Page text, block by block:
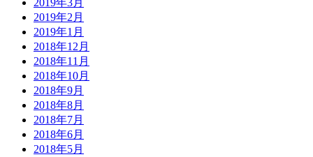
2019年3月
2019年2月
2019年1月
2018年12月
2018年11月
2018年10月
2018年9月
2018年8月
2018年7月
2018年6月
2018年5月